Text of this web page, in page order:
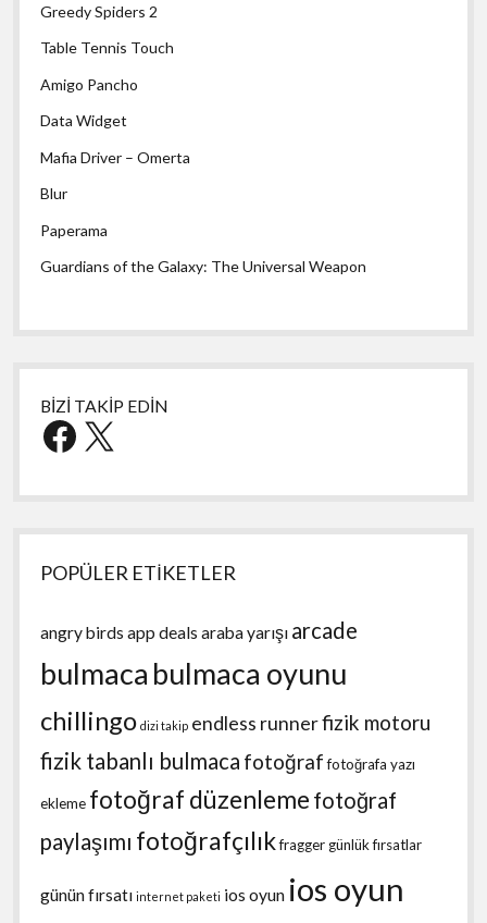
Greedy Spiders 2
Table Tennis Touch
Amigo Pancho
Data Widget
Mafia Driver – Omerta
Blur
Paperama
Guardians of the Galaxy: The Universal Weapon
BİZİ TAKİP EDİN
Facebook
X
POPÜLER ETİKETLER
angry birds app deals araba yarışı arcade
bulmaca bulmaca oyunu
chillingo dizi takip endless runnerfizik motoru
fizik tabanlı bulmaca fotoğraf fotoğrafa yazı
ekleme fotoğraf düzenleme fotoğraf
paylaşımı fotoğrafçılıkfraggergünlük fırsatlar
günün fırsatı internet paketi ios oyun ios oyun